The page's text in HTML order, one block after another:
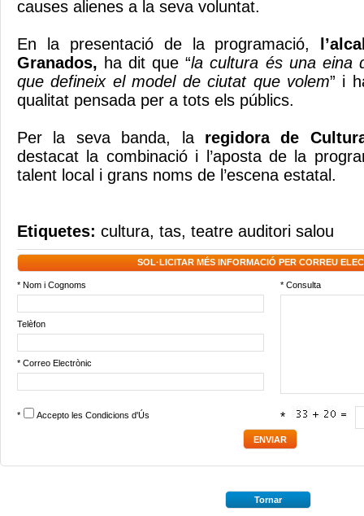
causes alienes a la seva voluntat.
En la presentació de la programació,
Granados, ha dit que “la cultura és una eina
que defineix el model de ciutat que volem” i
qualitat pensada per a tots els públics.
Per la seva banda, la regidora de
destacat la combinació i l’aposta de la
talent local i grans noms de l’escena estatal.
Etiquetes: cultura, tas, teatre auditori salou
SOL·LICITAR MÉS INFORMACIÓ PER CORREU
* Nom i Cognoms * Consulta
Telèfon
* Correo Electrònic
* Accepto les Condicions d'Ús *
Tornar